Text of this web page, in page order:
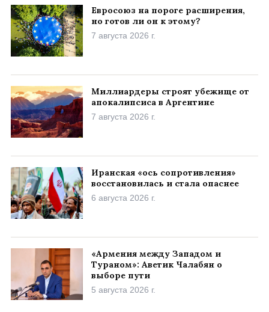
Евросоюз на пороге расширения,
но готов ли он к этому?
7 августа 2026 г.
Миллиардеры строят убежище от
апокалипсиса в Аргентине
7 августа 2026 г.
Иранская «ось сопротивления»
восстановилась и стала опаснее
6 августа 2026 г.
«Армения между Западом и
Тураном»: Аветик Чалабян о
выборе пути
5 августа 2026 г.